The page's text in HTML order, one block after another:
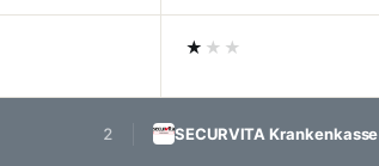
★ ★★
2 SECURVITA Krankenkasse